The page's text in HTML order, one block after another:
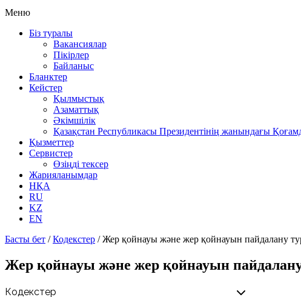
Меню
Біз туралы
Вакансиялар
Пікірлер
Байланыс
Бланктер
Кейстер
Қылмыстық
Азаматтық
Әкімшілік
Қазақстан Республикасы Президентінің жанындағы
Қызметтер
Сервистер
Өзіңді тексер
Жарияланымдар
НҚА
RU
KZ
EN
Басты бет /Кодекстер /Жер қойнауы және жер қойнауын пайдалану
Жер қойнауы және жер қойнауын